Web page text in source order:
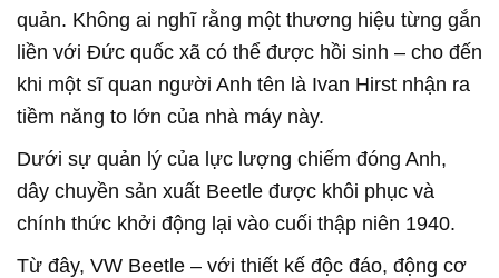
quản. Không ai nghĩ rằng một thương hiệu từng gắn
liền với Đức quốc xã có thể được hồi sinh – cho đến
khi một sĩ quan người Anh tên là Ivan Hirst nhận ra
tiềm năng to lớn của nhà máy này.
Dưới sự quản lý của lực lượng chiếm đóng Anh,
dây chuyền sản xuất Beetle được khôi phục và
chính thức khởi động lại vào cuối thập niên 1940.
Từ đây, VW Beetle – với thiết kế độc đáo, động cơ